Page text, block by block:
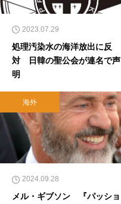
2023.07.29
処理汚染水の海洋放出に反
対 日韓の聖公会が連名で声
明
海外
2024.09.28
メル・ギブソン 『パッショ